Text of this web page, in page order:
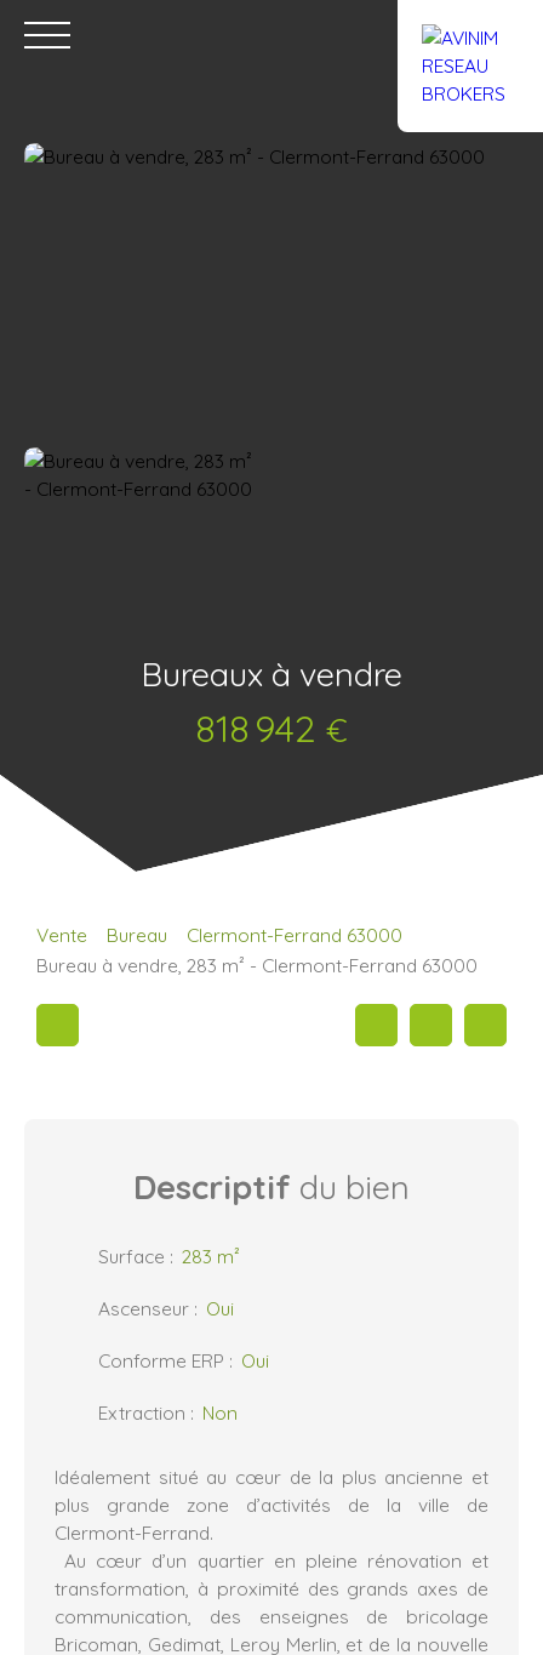
Bureaux à vendre
818 942 €
Vente Bureau
Clermont-Ferrand 63000
Bureau à vendre, 283 m² - Clermont-Ferrand 63000
Descriptif du bien
Surface : 283 m²
Ascenseur : Oui
Conforme ERP : Oui
Extraction : Non
Idéalement situé au cœur de la plus ancienne et
plus grande zone d’activités de la ville de
Clermont-Ferrand.
Au cœur d’un quartier en pleine rénovation et
transformation, à proximité des grands axes de
communication, des enseignes de bricolage
Bricoman, Gedimat, Leroy Merlin, et de la nouvelle